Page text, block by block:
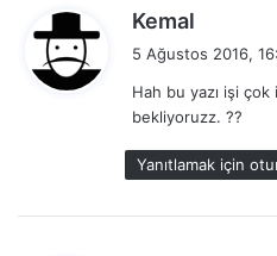
Kemal
i
k
i
:
5 Ağustos 2016,
Hah bu yazı işi
bekliyoruzz. ??
Yanıtlamak için